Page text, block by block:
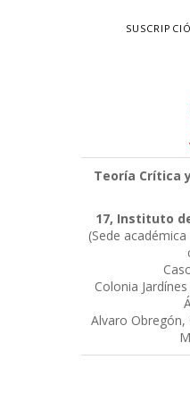
Teoría Crítica
17, Instituto
(Sede
Colonia
Alvaro Obregón,